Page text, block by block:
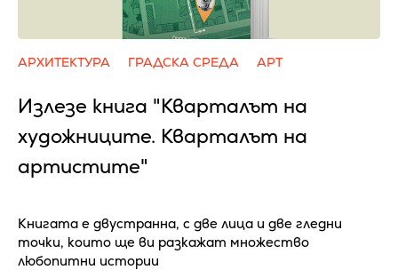
АРХИТЕКТУРА ГРАДСКА СРЕДА АРТ
Излезе книга "Кварталът на
художниците. Кварталът на
артистите"
Книгата е двустранна, с две лица и две гледни
точки, които ще ви разкажат множество
любопитни истории